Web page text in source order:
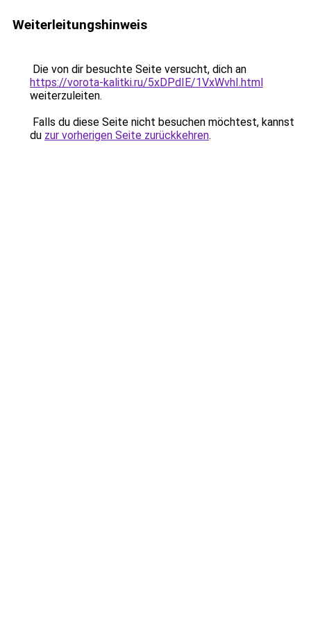
Weiterleitungshinweis
Die von dir besuchte Seite versucht, dich an
https://vorota-kalitki.ru/5xDPdIE/1VxWvhI.html
weiterzuleiten.
Falls du diese Seite nicht besuchen möchtest, kannst
du zur vorherigen Seite zurückkehren.